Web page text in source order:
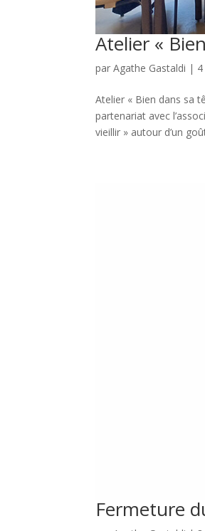
Atelier «
parAgathe Gastaldi |
Atelier « Bien dans sa
partenariat avec
vieillir » autour d’un
Fermeture